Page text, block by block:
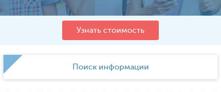
Узнать стоимость
Поиск информации